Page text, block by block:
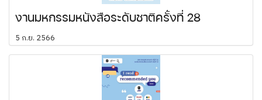
งานมหกรรมหนังสือระดับชาติครั้งที่ 28
5 ก.ย. 2566